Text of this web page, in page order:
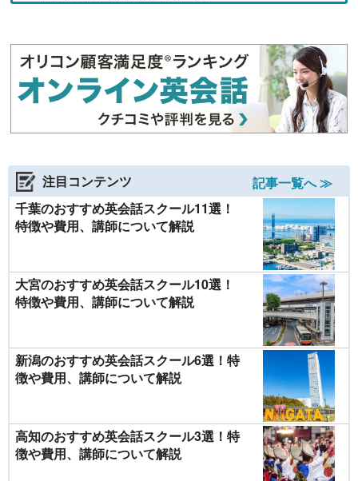
注目コンテンツ
記事一覧へ ≫
千葉のおすすめ英会話スクール11選！
特徴や費用、講師について解説
大宮のおすすめ英会話スクール10選！
特徴や費用、講師について解説
新潟のおすすめ英会話スクール6選！特
徴や費用、講師について解説
高知のおすすめ英会話スクール3選！特
徴や費用、講師について解説